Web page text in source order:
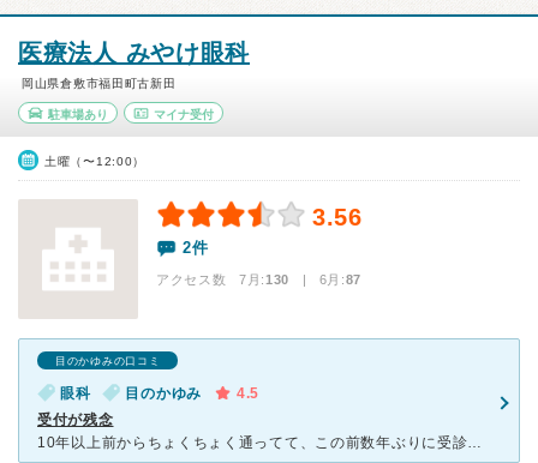
医療法人 みやけ眼科
岡山県倉敷市福田町古新田
駐車場あり マイナ受付
土曜（〜12:00）
3.56
2件
アクセス数 7月:130 | 6月:87
目のかゆみの口コミ
眼科 目のかゆみ
4.5
受付が残念
10年以上前からちょくちょく通ってて、この前数年ぶりに受診しましたが、受付の方の態度、対応、が昔からほんとに悪いなと思います。挨拶もないしこちらからしてもかえってこない。声が小さすぎる。「診察券、保険